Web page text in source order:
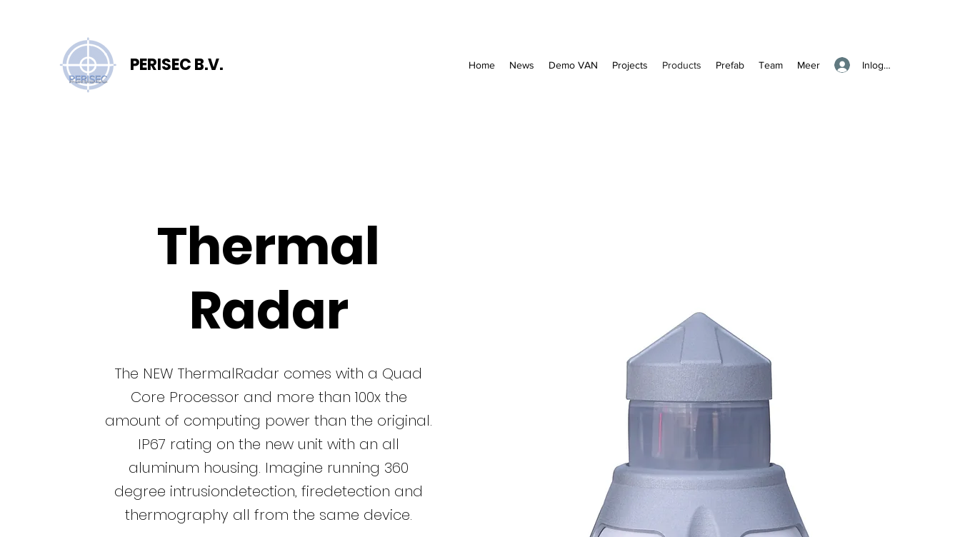
PERISEC B.V. Inloggen
Home News Demo VAN Projects Products Prefab Team Meer
Thermal
Radar
The NEW ThermalRadar comes with a Quad
Core Processor and more than 100x the
amount of computing power than the original.
IP67 rating on the new unit with an all
aluminum housing. Imagine running 360
degree intrusiondetection, firedetection and
thermography all from the same device.